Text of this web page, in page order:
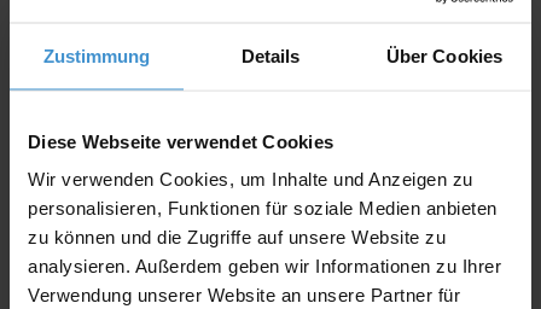
Zustimmung Details Über Cookies
Diese Webseite verwendet Cookies
Wir verwenden Cookies, um Inhalte und Anzeigen zu
personalisieren, Funktionen für soziale Medien anbieten
zu können und die Zugriffe auf unsere Website zu
analysieren. Außerdem geben wir Informationen zu Ihrer
Verwendung unserer Website an unsere Partner für
Individuelle Anfrage
Artikel mit Werbeanbringung: ca. 10 Werktage